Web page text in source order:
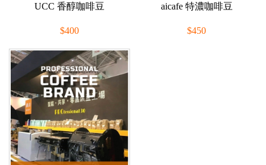
UCC 香醇咖啡豆
$400
優惠價：$320
aicafe 特濃咖啡豆
$450